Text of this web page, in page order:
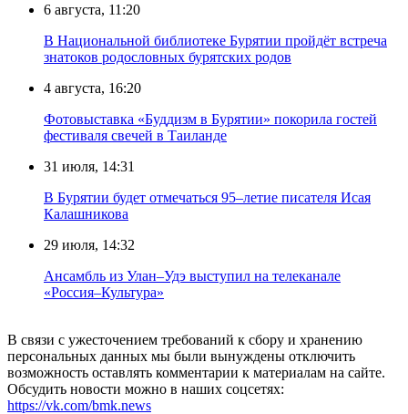
6 августа, 11:20
В Национальной библиотеке Бурятии пройдёт встреча
знатоков родословных бурятских родов
4 августа, 16:20
Фотовыставка «Буддизм в Бурятии» покорила гостей
фестиваля свечей в Таиланде
31 июля, 14:31
В Бурятии будет отмечаться 95–летие писателя Исая
Калашникова
29 июля, 14:32
Ансамбль из Улан–Удэ выступил на телеканале
«Россия–Культура»
В связи с ужесточением требований к сбору и хранению
персональных данных мы были вынуждены отключить
возможность оставлять комментарии к материалам на сайте.
Обсудить новости можно в наших соцсетях:
https://vk.com/bmk.news